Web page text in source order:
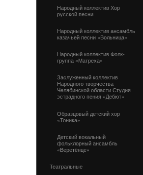
Народный коллектив Хор
русской песни
Народный коллектив ансамбль
казачьей песни «Вольница»
Народный коллектив Фолк-
группа «Матреха»
Заслуженный коллектив
Народного творчества
Челябинской области Студия
эстрадного пения «Дебют»
Образцовый детский хор
«Тоника»
Детский вокальный
фольклорный ансамбль
«Веретёнце»
Театральные